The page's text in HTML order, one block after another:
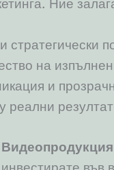
стратегически
на
и
реални